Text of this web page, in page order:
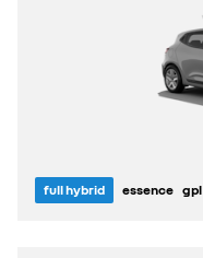
full hybrid essence gpl